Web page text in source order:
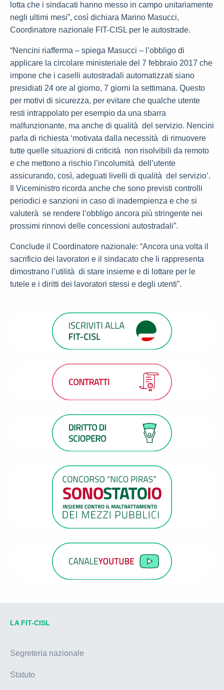
lotta che i sindacati hanno messo in campo unitariamente
negli ultimi mesi”, così dichiara Marino Masucci,
Coordinatore nazionale FIT-CISL per le autostrade.
“Nencini riafferma – spiega Masucci – l’obbligo di
applicare la circolare ministeriale del 7 febbraio 2017 che
impone che i caselli autostradali automatizzati siano
presidiati 24 ore al giorno, 7 giorni la settimana. Questo
per motivi di sicurezza, per evitare che qualche utente
resti intrappolato per esempio da una sbarra
malfunzionante, ma anche di qualità del servizio. Nencini
parla di richiesta ‘motivata dalla necessità di rimuovere
tutte quelle situazioni di criticità non risolvibili da remoto
e che mettono a rischio l’incolumità dell’utente
assicurando, così, adeguati livelli di qualità del servizio’.
Il Viceministro ricorda anche che sono previsti controlli
periodici e sanzioni in caso di inadempienza e che si
valuterà se rendere l’obbligo ancora più stringente nei
prossimi rinnovi delle concessioni autostradali”.
Conclude il Coordinatore nazionale: “Ancora una volta il
sacrificio dei lavoratori e il sindacato che li rappresenta
dimostrano l’utilità di stare insieme e di lottare per le
tutele e i diritti dei lavoratori stessi e degli utenti”.
LA FIT-CISL
Segreteria nazionale
Statuto